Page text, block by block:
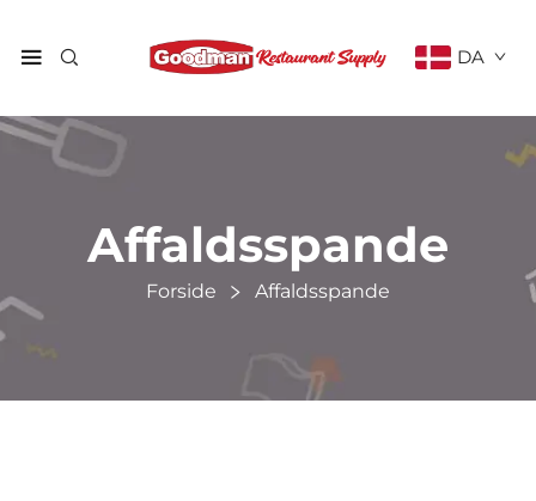
DA
Affaldsspande
Forside Affaldsspande